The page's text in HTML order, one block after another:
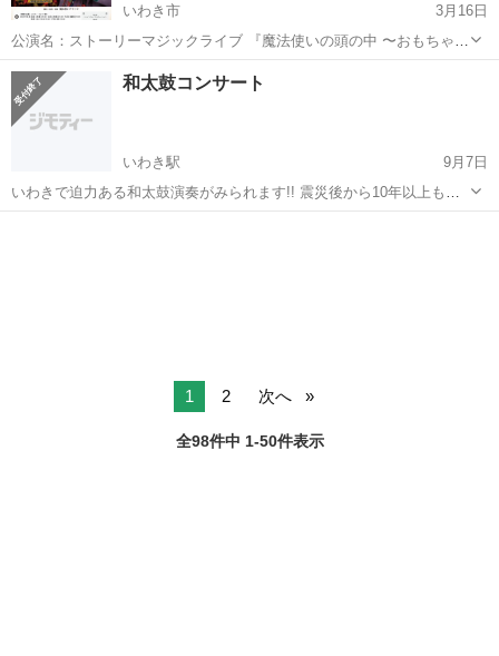
いわき市
3月16日
公演名：ストーリーマジックライブ 『魔法使いの頭の中 〜おもちゃ屋
PiPaPo〜』 脚本・演出・出演：魔法使いアキット 入場料：前売 大人
4,600円・子ども2,600円(全席指定・税込) 当日 大人4,80...
福島 いわき市 コンサート/ショー
和太鼓コンサート
いわき駅
9月7日
いわきで迫力ある和太鼓演奏がみられます!! 震災後から10年以上も大
阪からいわきや東北、全国の被災地に足を運びボランティア活動や支
1 2 次へ
全98件中 1-50件表示